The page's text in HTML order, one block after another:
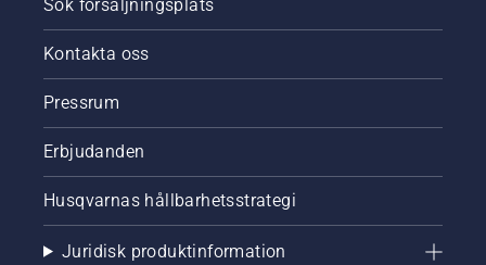
Sök försäljningsplats
Kontakta oss
Pressrum
Erbjudanden
Husqvarnas hållbarhetsstrategi
Juridisk produktinformation